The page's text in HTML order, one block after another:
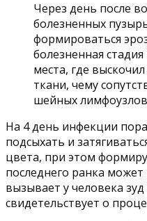
Через день после
болезненных
формироваться
болезненная
места, где
ткани, чему
шейных
На 4 день инфекции
подсыхать и
цвета, при этом
последнего ранка
вызывает у человека
свидетельствует о